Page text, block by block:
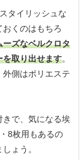
タイリッシュな
くのはもちろ
ーズなベルクロタ
を取り出せます。
側はポリエステ
きで、気になる埃
8枚用もあるの
ょう。